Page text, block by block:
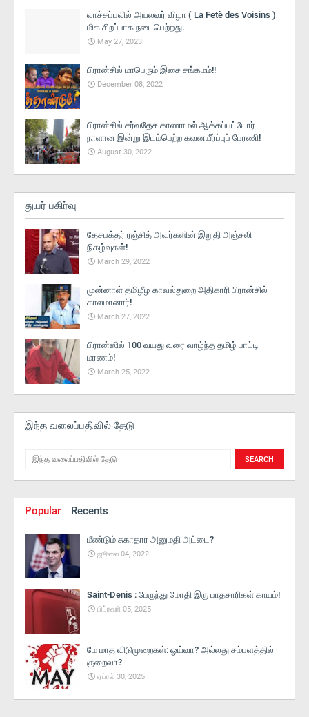
லாச்சப்பலில் அயலவர் விழா ( La Fētè des Voisins )
மிக சிறப்பாக நடைபெற்றது.
May 27, 2023
பிரான்சில் மாபெரும் இசை சங்கமம்!!
December 08, 2022
பிரான்சில் சர்வதேச காணாமல் ஆக்கப்பட்டோர்
நாளான இன்று இடம்பெற்ற கவனயீர்ப்புப் பேரணி!
August 30, 2022
துயர் பகிர்வு
தேசபக்தர் ரஞ்சித் அவர்களின் இறுதி அஞ்சலி
நிகழ்வுகள்!
March 29, 2022
முன்னாள் தமிழீழ காவல்துறை அதிகாரி பிரான்சில்
காலமானார்!
March 27, 2022
பிரான்ஸில் 100 வயது வரை வாழ்ந்த தமிழ் பாட்டி
மரணம்!
March 25, 2022
இந்த வலைப்பதிவில் தேடு
Popular Recents
மீண்டும் சுகாதார அனுமதி அட்டை?
ஜூலை 04, 2022
Saint-Denis : பேருந்து மோதி இரு பாதசாரிகள் காயம்!
பிப்ரவரி 05, 2025
மே மாத விடுமுறைகள்: ஓய்வா? அல்லது சம்பளத்தில்
குறைவா?
ஏப்ரல் 30, 2025